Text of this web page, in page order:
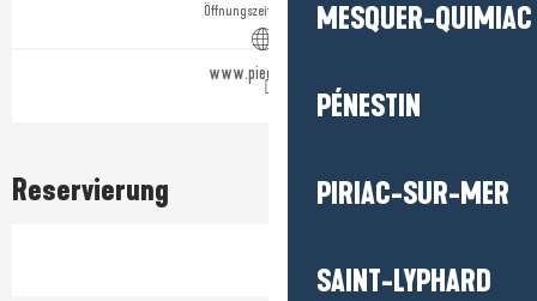
MESQUER-QUIMIAC
PÉNESTIN
PIRIAC-SUR-MER
SAINT-LYPHARD
Öffnungszeiten ansehen
www.pied-marin.fr
Reservierung